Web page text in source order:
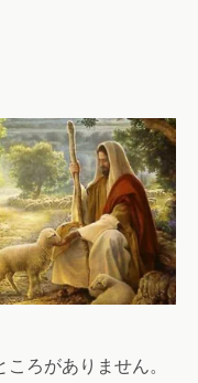
ろがありません。